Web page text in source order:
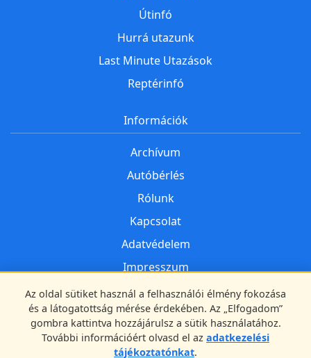
Útinfó
Hurrá utazunk
Last Minute Utazások
Reptérinfó
Információk
Archívum
Autóbérlés
Rólunk
Kapcsolat
Adatvédelem
Impresszum
Kövess minket
Facebook
Az oldal sütiket használ a felhasználói élmény fokozása
és a látogatottság mérése érdekében. Az „Elfogadom”
gombra kattintva hozzájárulsz a sütik használatához.
További információért olvasd el az adatkezelési
tájékoztatónkat.